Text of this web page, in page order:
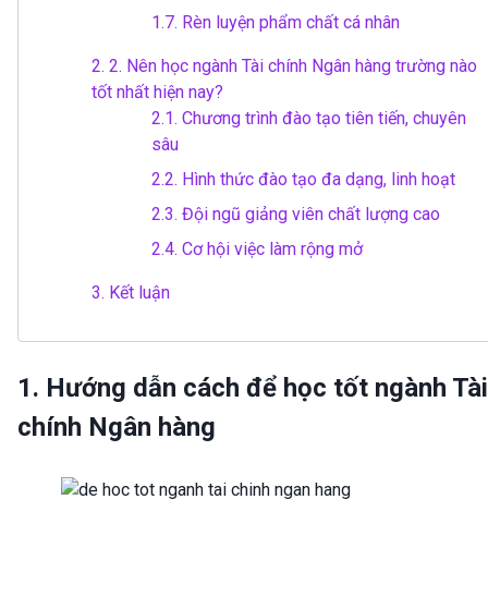
1.7. Rèn luyện phẩm chất cá nhân
2. 2. Nên học ngành Tài chính Ngân hàng trường nào
tốt nhất hiện nay?
2.1. Chương trình đào tạo tiên tiến, chuyên
sâu
2.2. Hình thức đào tạo đa dạng, linh hoạt
2.3. Đội ngũ giảng viên chất lượng cao
2.4. Cơ hội việc làm rộng mở
3. Kết luận
1. Hướng dẫn cách để học tốt ngành Tài
chính Ngân hàng